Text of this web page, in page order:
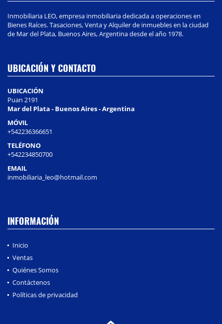
Inmobiliaria LEO, empresa inmobiliaria dedicada a operaciones en
Bienes Raíces. Tasaciones, Venta y Alquiler de inmuebles en la ciudad
de Mar del Plata, Buenos Aires, Argentina desde el año 1978.
UBICACIÓN Y CONTACTO
UBICACIÓN
Puan 2191
Mar del Plata - Buenos Aires - Argentina
MÓVIL
+542236366651
TELÉFONO
+542234850700
EMAIL
inmobiliaria_leo@hotmail.com
INFORMACIÓN
Inicio
Ventas
Quiénes Somos
Contáctenos
Políticas de privacidad